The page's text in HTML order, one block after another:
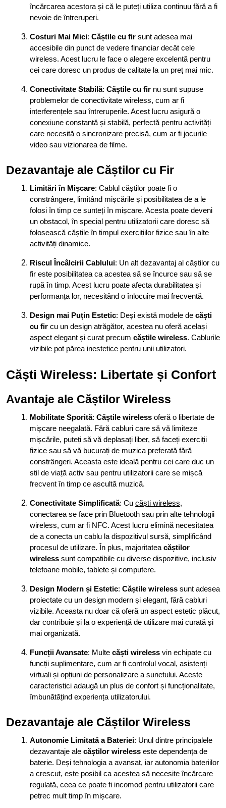
încărcarea acestora și că le puteți utiliza continuu fără a fi
nevoie de întreruperi.
Costuri Mai Mici: Căștile cu fir sunt adesea mai
accesibile din punct de vedere financiar decât cele
wireless. Acest lucru le face o alegere excelentă pentru
cei care doresc un produs de calitate la un preț mai mic.
Conectivitate Stabilă: Căștile cu fir nu sunt supuse
problemelor de conectivitate wireless, cum ar fi
interferențele sau întreruperile. Acest lucru asigură o
conexiune constantă și stabilă, perfectă pentru activități
care necesită o sincronizare precisă, cum ar fi jocurile
video sau vizionarea de filme.
Dezavantaje ale Căștilor cu Fir
Limitări în Mișcare: Cablul căștilor poate fi o
constrângere, limitând mișcările și posibilitatea de a le
folosi în timp ce sunteți în mișcare. Acesta poate deveni
un obstacol, în special pentru utilizatorii care doresc să
folosească căștile în timpul exercițiilor fizice sau în alte
activități dinamice.
Riscul Încâlcirii Cablului: Un alt dezavantaj al căștilor cu
fir este posibilitatea ca acestea să se încurce sau să se
rupă în timp. Acest lucru poate afecta durabilitatea și
performanța lor, necesitând o înlocuire mai frecventă.
Design mai Puțin Estetic: Deși există modele de căști
cu fir cu un design atrăgător, acestea nu oferă același
aspect elegant și curat precum căștile wireless. Cablurile
vizibile pot părea inestetice pentru unii utilizatori.
Căști Wireless: Libertate și Confort
Avantaje ale Căștilor Wireless
Mobilitate Sporită: Căștile wireless oferă o libertate de
mișcare neegalată. Fără cabluri care să vă limiteze
mișcările, puteți să vă deplasați liber, să faceți exerciții
fizice sau să vă bucurați de muzica preferată fără
constrângeri. Aceasta este ideală pentru cei care duc un
stil de viață activ sau pentru utilizatorii care se mișcă
frecvent în timp ce ascultă muzică.
Conectivitate Simplificată: Cu căști wireless,
conectarea se face prin Bluetooth sau prin alte tehnologii
wireless, cum ar fi NFC. Acest lucru elimină necesitatea
de a conecta un cablu la dispozitivul sursă, simplificând
procesul de utilizare. În plus, majoritatea căștilor
wireless sunt compatibile cu diverse dispozitive, inclusiv
telefoane mobile, tablete și computere.
Design Modern și Estetic: Căștile wireless sunt adesea
proiectate cu un design modern și elegant, fără cabluri
vizibile. Aceasta nu doar că oferă un aspect estetic plăcut,
dar contribuie și la o experiență de utilizare mai curată și
mai organizată.
Funcții Avansate: Multe căști wireless vin echipate cu
funcții suplimentare, cum ar fi controlul vocal, asistenți
virtuali și opțiuni de personalizare a sunetului. Aceste
caracteristici adaugă un plus de confort și funcționalitate,
îmbunătățind experiența utilizatorului.
Dezavantaje ale Căștilor Wireless
Autonomie Limitată a Bateriei: Unul dintre principalele
dezavantaje ale căștilor wireless este dependența de
baterie. Deși tehnologia a avansat, iar autonomia bateriilor
a crescut, este posibil ca acestea să necesite încărcare
regulată, ceea ce poate fi incomod pentru utilizatorii care
petrec mult timp în mișcare.